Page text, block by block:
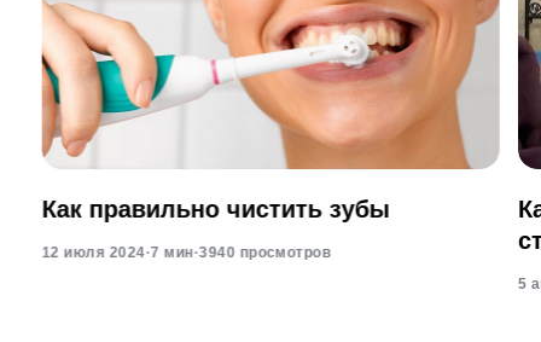
Как правильно чистить зубы
12 июля 2024·7 мин·3940 просмотров
5